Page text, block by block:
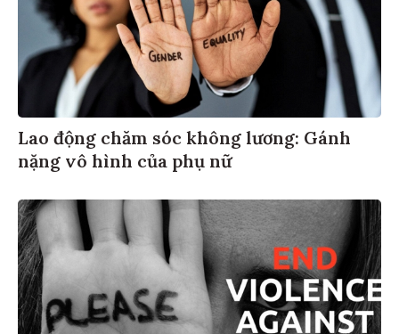
Lao động chăm sóc không lương: Gánh
nặng vô hình của phụ nữ